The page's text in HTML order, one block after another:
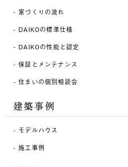
家づくりの流れ
DAIKOの標準仕様
DAIKOの性能と認定
保証とメンテナンス
住まいの個別相談会
建築事例
モデルハウス
施工事例